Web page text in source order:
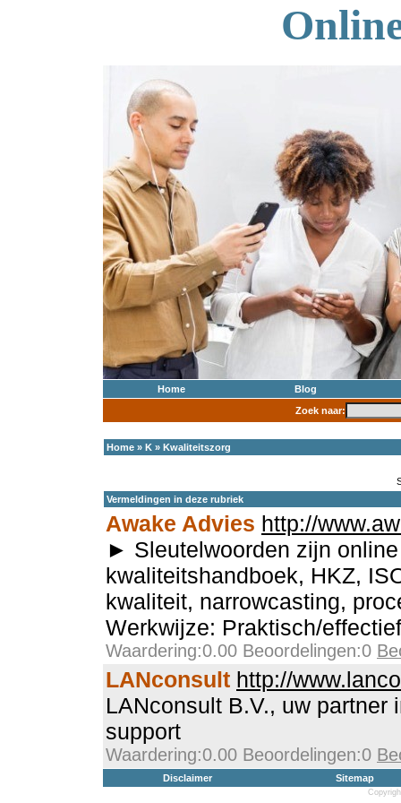
Home
Blog
Zoek naar:
Home » K » Kwaliteitszorg
Vermeldingen in deze rubriek
Awake Advies http://
► Sleutelwoorden zijn
kwaliteitshandboek, HKZ,
kwaliteit, narrowcasting,
Werkwijze: Praktisch/effectief
Waardering:0.00 Beoordelingen:0
LANconsult http://
LANconsult B.V., uw partner
support
Waardering:0.00 Beoordelingen:0
Disclaimer Sitemap